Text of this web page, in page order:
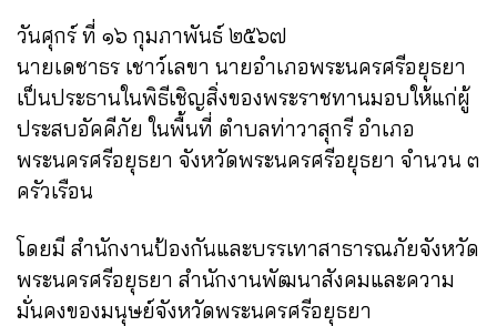
วันศุกร์ ที่ ๑๖ กุมภาพันธ์ ๒๕๖๗
นายเดชาธร เชาว์เลขา นายอำเภอพระนครศรีอยุธยา
เป็นประธานในพิธีเชิญสิ่งของพระราชทานมอบให้แก่ผู้
ประสบอัคคีภัย ในพื้นที่ ตำบลท่าวาสุกรี อำเภอ
พระนครศรีอยุธยา จังหวัดพระนครศรีอยุธยา จำนวน ๓
ครัวเรือน
โดยมี สำนักงานป้องกันและบรรเทาสาธารณภัยจังหวัด
พระนครศรีอยุธยา สำนักงานพัฒนาสังคมและความ
มั่นคงของมนุษย์จังหวัดพระนครศรีอยุธยา